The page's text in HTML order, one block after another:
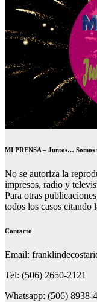
MI PRENSA – Juntos… Somos
No se autoriza la
impresos, radio y
Para otras
todos los casos citando
Contacto
Email:
Tel: (506) 2650-2121
Whatsapp: (506) 8938-